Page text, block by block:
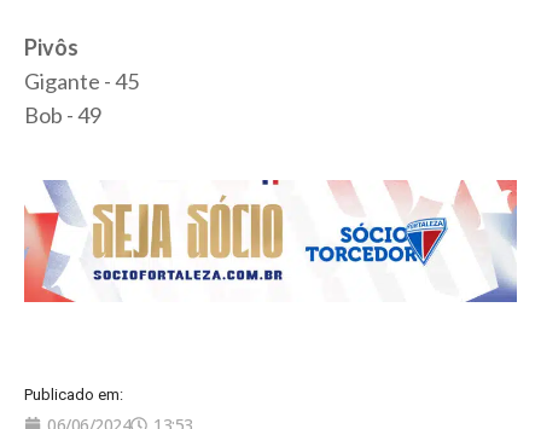
Pivôs
Gigante - 45
Bob - 49
Publicado em: